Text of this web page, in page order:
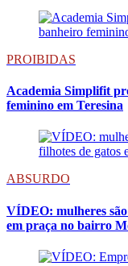
PROIBIDAS
Academia Simplifit
feminino em Teresina
ABSURDO
VÍDEO: mulheres
em praça no bairro